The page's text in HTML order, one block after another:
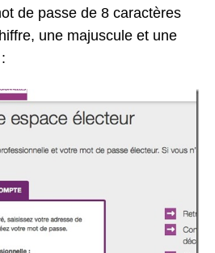
de passe de 8 caractères
une majuscule et une